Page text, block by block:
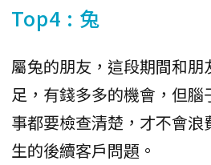
Top4 : 兔
屬兔的朋友，這段期間和
足，有錢多多的機會，但
事都要檢查清楚，才不會
生的後續客戶問題。